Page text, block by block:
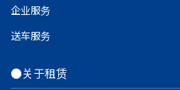
企业服务
送车服务
●关于租赁